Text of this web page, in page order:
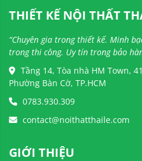
THIẾT KẾ NỘI THẤT
“Chuyên gia trong thiết kế. Minh
trong thi công. Uy tín trong bảo
Tầng 14, Tòa nhà HM Town,
Phường Bàn Cờ, TP.HCM
0783.930.309
contact@noithatthaile.com
GIỚI THIỆU